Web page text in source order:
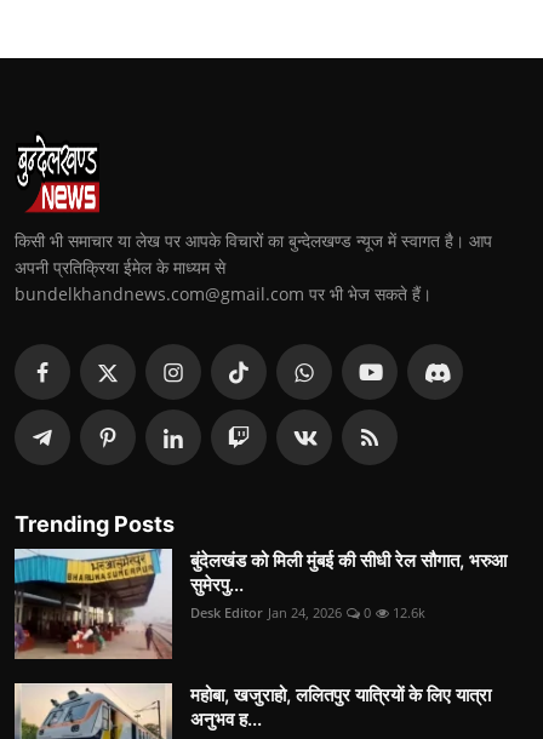
किसी भी समाचार या लेख पर आपके विचारों का बुन्देलखण्ड न्यूज में स्वागत है। आप
अपनी प्रतिक्रिया ईमेल के माध्यम से
bundelkhandnews.com@gmail.com पर भी भेज सकते हैं।
Trending Posts
बुंदेलखंड को मिली मुंबई की सीधी रेल सौगात, भरुआ
सुमेरपु...
Desk Editor Jan 24, 2026 0 12.6k
महोबा, खजुराहो, ललितपुर यात्रियों के लिए यात्रा
अनुभव ह...